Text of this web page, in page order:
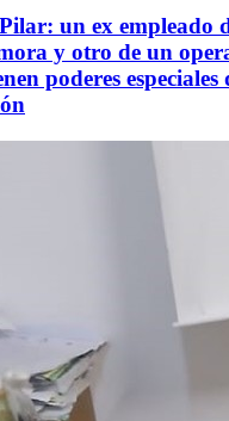
un ex empleado
y otro de un
poderes especiales